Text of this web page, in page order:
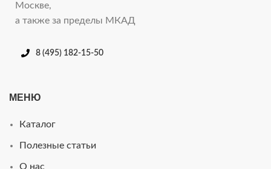
Москве,
а также за пределы МКАД
8 (495) 182-15-50
МЕНЮ
Каталог
Полезные статьи
О нас